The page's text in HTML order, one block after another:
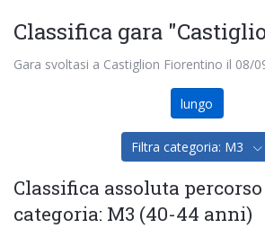
Classifica gara
Gara svoltasi a Castiglion Fiorentino il 08/
lungo
Filtra categoria: M3
Classifica assoluta
categoria: M3 (40-44 anni)